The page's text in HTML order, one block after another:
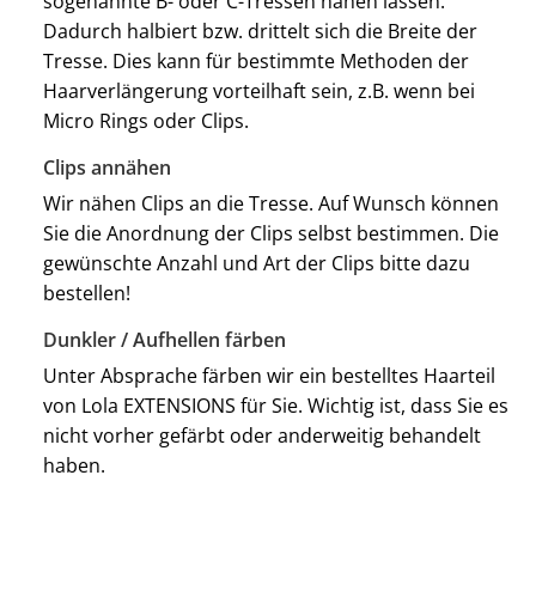
Dadurch halbiert bzw. drittelt sich die Breite der
Tresse. Dies kann für bestimmte Methoden der
Haarverlängerung vorteilhaft sein, z.B. wenn bei
Micro Rings oder Clips.
Clips annähen
Wir nähen Clips an die Tresse. Auf Wunsch können
Sie die Anordnung der Clips selbst bestimmen. Die
gewünschte Anzahl und Art der Clips bitte dazu
bestellen!
Dunkler / Aufhellen färben
Unter Absprache färben wir ein bestelltes Haarteil
von Lola EXTENSIONS für Sie. Wichtig ist, dass Sie es
nicht vorher gefärbt oder anderweitig behandelt
haben.